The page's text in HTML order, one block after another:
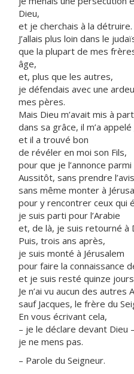
Dieu,
et je cherchais à la détruire.
J’allais plus loin dans le
que la plupart de mes
âge,
et, plus que les autres,
je défendais avec une
mes pères.
Mais Dieu m’avait mis à
dans sa grâce, il m’a appelé
et il a trouvé bon
de révéler en moi son Fils,
pour que je l’annonce
Aussitôt, sans prendre
sans même monter à
pour y rencontrer ceux qui
je suis parti pour l’Arabie
et, de là, je suis retourné à
Puis, trois ans après,
je suis monté à Jérusalem
pour faire la connaissance
et je suis resté quinze
Je n’ai vu aucun des autres
sauf Jacques, le frère du
En vous écrivant cela,
– je le déclare devant Dieu –
je ne mens pas.
– Parole du Seigneur.